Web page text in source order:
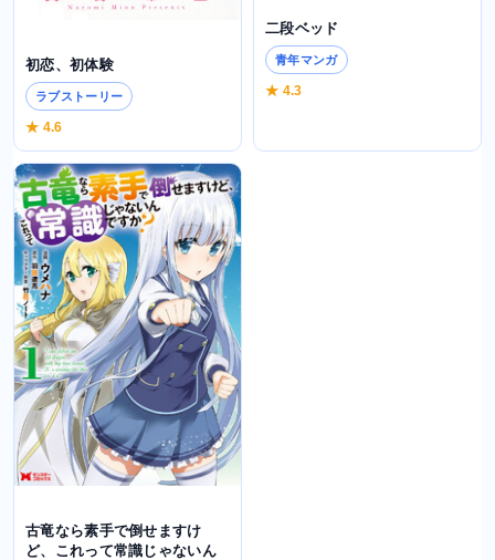
初恋、初体験
ラブストーリー
★ 4.6
二段ベッド
青年マンガ
★ 4.3
古竜なら素手で倒せますけ
ど、これって常識じゃないん